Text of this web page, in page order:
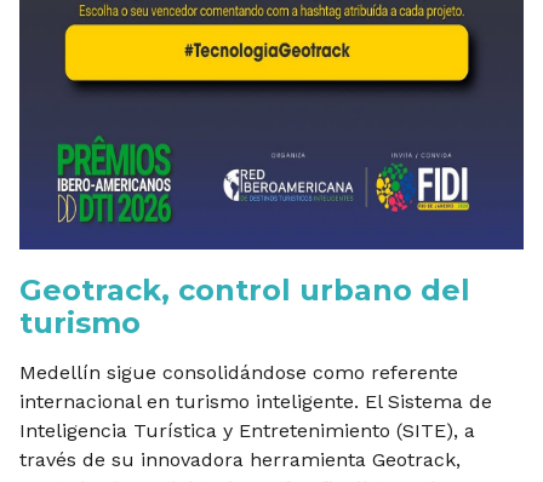
Geotrack, control urbano del
turismo
Medellín sigue consolidándose como referente
internacional en turismo inteligente. El Sistema de
Inteligencia Turística y Entretenimiento (SITE), a
través de su innovadora herramienta Geotrack,